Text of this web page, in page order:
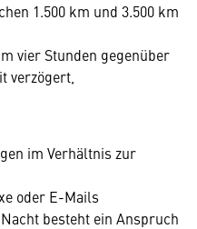
1.500 km und 3.500 km
vier Stunden gegenüber
verzögert,
im Verhältnis zur
oder E-Mails
besteht ein Anspruch